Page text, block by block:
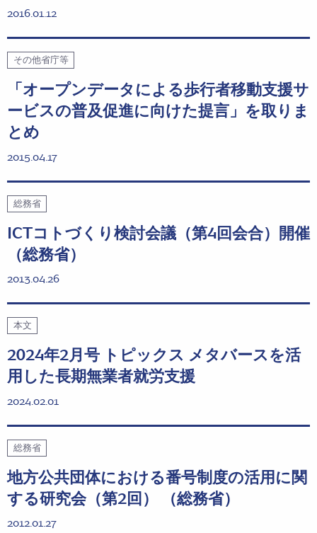
2016.01.12
その他省庁等
「オープンデータによる歩行者移動支援サ
ービスの普及促進に向けた提言」を取りま
とめ
2015.04.17
総務省
ICTコトづくり検討会議（第4回会合）開催
（総務省）
2013.04.26
本文
2024年2月号 トピックス メタバースを活
用した長期無業者就労支援
2024.02.01
総務省
地方公共団体における番号制度の活用に関
する研究会（第2回） （総務省）
2012.01.27